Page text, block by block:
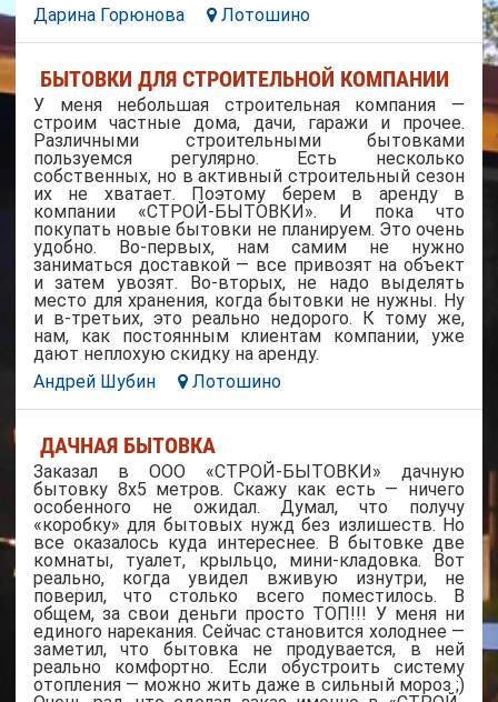
Дарина Горюнова
Лотошино
БЫТОВКИ ДЛЯ СТРОИТЕЛЬНОЙ КОМПАНИИ
У меня небольшая строительная компания —
строим частные дома, дачи, гаражи и прочее.
Различными строительными бытовками
пользуемся регулярно. Есть несколько
собственных, но в активный строительный сезон
их не хватает. Поэтому берем в аренду в
компании «СТРОЙ-БЫТОВКИ». И пока что
покупать новые бытовки не планируем. Это очень
удобно. Во-первых, нам самим не нужно
заниматься доставкой — все привозят на объект
и затем увозят. Во-вторых, не надо выделять
место для хранения, когда бытовки не нужны. Ну
и в-третьих, это реально недорого. К тому же,
нам, как постоянным клиентам компании, уже
дают неплохую скидку на аренду.
Андрей Шубин
Лотошино
ДАЧНАЯ БЫТОВКА
Заказал в ООО «СТРОЙ-БЫТОВКИ» дачную
бытовку 8х5 метров. Скажу как есть — ничего
особенного не ожидал. Думал, что получу
«коробку» для бытовых нужд без излишеств. Но
все оказалось куда интереснее. В бытовке две
комнаты, туалет, крыльцо, мини-кладовка. Вот
реально, когда увидел вживую изнутри, не
поверил, что столько всего поместилось. В
общем, за свои деньги просто ТОП!!! У меня ни
единого нарекания. Сейчас становится холоднее —
заметил, что бытовка не продувается, в ней
реально комфортно. Если обустроить систему
отопления — можно жить даже в сильный мороз ;)